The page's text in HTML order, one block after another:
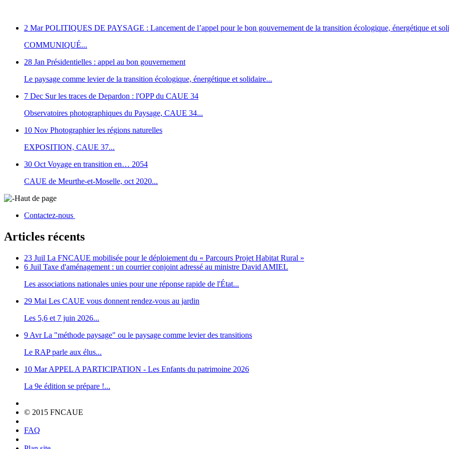
2 Mar POLITIQUES DE PAYSAGE : Lancement de l’appel pour le bon gouvernement de la transition écologique, énergétique et
COMMUNIQUÉ...
28 Jan Présidentielles : appel au bon gouvernement
Le paysage comme levier de la transition écologique, énergétique et solidaire...
7 Dec Sur les traces de Depardon : l'OPP du CAUE 34
Observatoires photographiques du Paysage, CAUE 34...
10 Nov Photographier les régions naturelles
EXPOSITION, CAUE 37...
30 Oct Voyage en transition en… 2054
CAUE de Meurthe-et-Moselle, oct 2020...
Haut de page
Contactez-nous
Articles récents
23 Juil La FNCAUE mobilisée pour le déploiement du « Parcours Projet Habitat Rural »
6 Juil Taxe d'aménagement : un courrier conjoint adressé au ministre David AMIEL
Les associations nationales unies pour une réponse rapide de l'État...
29 Mai Les CAUE vous donnent rendez-vous au jardin
Les 5,6 et 7 juin 2026...
9 Avr La "méthode paysage" ou le paysage comme levier des transitions
Le RAP parle aux élus...
10 Mar APPEL A PARTICIPATION - Les Enfants du patrimoine 2026
La 9e édition se prépare !...
© 2015 FNCAUE
FAQ